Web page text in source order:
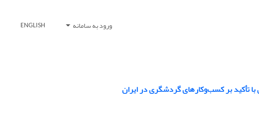
ورود به سامانه ENGLISH
تأکید بر کسب‌وکارهای گردشگری در ایران